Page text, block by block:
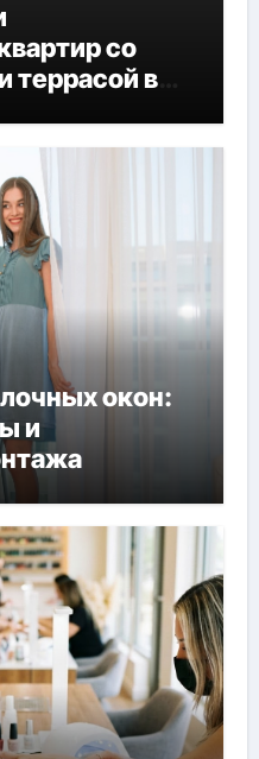
со
террасой в
окон:
и